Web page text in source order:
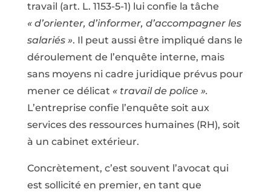
travail (art. L. 1153-5-1) lui confie la tâche
« d’orienter, d’informer, d’accompagner les
salariés ». Il peut aussi être impliqué dans le
déroulement de l’enquête interne, mais
sans moyens ni cadre juridique prévus pour
mener ce délicat « travail de police ».
L’entreprise confie l’enquête soit aux
services des ressources humaines (RH), soit
à un cabinet extérieur.
Concrètement, c’est souvent l’avocat qui
est sollicité en premier, en tant que